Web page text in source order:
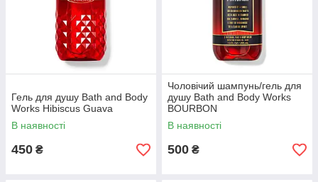
Гель для душу Bath and Body
Works Hibiscus Guava
В наявності
450 ₴
Чоловічий шампунь/гель для
душу Bath and Body Works
BOURBON
В наявності
500 ₴